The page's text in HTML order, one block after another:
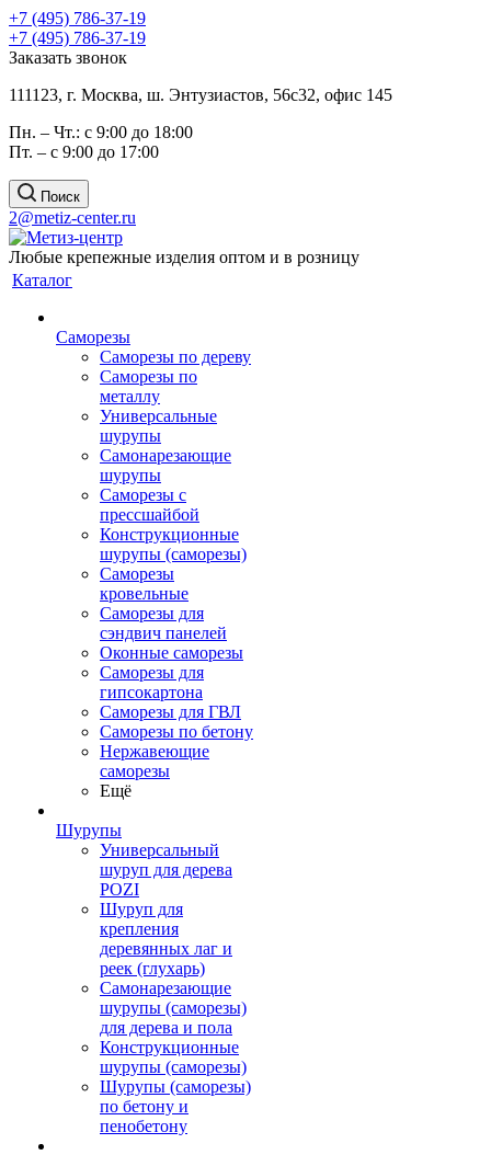
+7 (495) 786-37-19
+7 (495) 786-37-19
Заказать звонок
111123, г. Москва, ш. Энтузиастов, 56с32, офис 145
Пн. – Чт.: с 9:00 до 18:00
Пт. – с 9:00 до 17:00
Поиск
2@metiz-center.ru
Любые крепежные изделия оптом и в розницу
Каталог
Саморезы
Саморезы по дереву
Саморезы по
металлу
Универсальные
шурупы
Самонарезающие
шурупы
Саморезы с
прессшайбой
Конструкционные
шурупы (саморезы)
Саморезы
кровельные
Саморезы для
сэндвич панелей
Оконные саморезы
Саморезы для
гипсокартона
Саморезы для ГВЛ
Саморезы по бетону
Нержавеющие
саморезы
Ещё
Шурупы
Универсальный
шуруп для дерева
POZI
Шуруп для
крепления
деревянных лаг и
реек (глухарь)
Самонарезающие
шурупы (саморезы)
для дерева и пола
Конструкционные
шурупы (саморезы)
Шурупы (саморезы)
по бетону и
пенобетону